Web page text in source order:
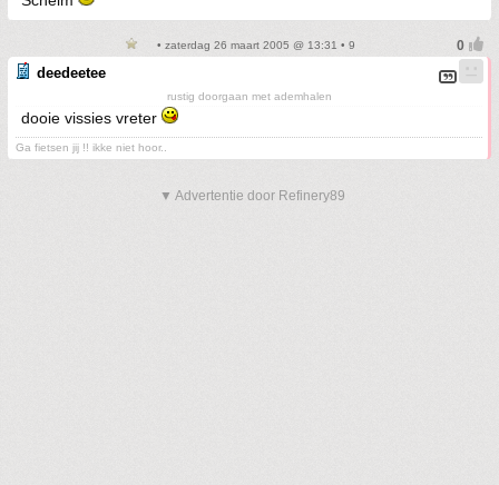
• zaterdag 26 maart 2005 @ 13:31 • 9
deedeetee
rustig doorgaan met ademhalen
dooie vissies vreter
Ga fietsen jij !! ikke niet hoor..
▼ Advertentie door Refinery89